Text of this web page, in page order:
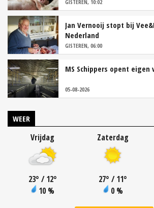
GISTEREN, 10:02
Jan Vernooij stopt bij
Nederland
GISTEREN, 06:00
MS Schippers opent
05-08-2026
WEER
Vrijdag
23° / 12°
10 %
Zaterdag
27° / 11°
0 %